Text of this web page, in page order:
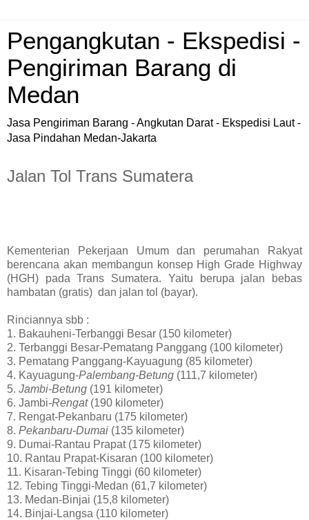
Pengangkutan - Ekspedisi -
Pengiriman Barang di
Medan
Jasa Pengiriman Barang - Angkutan Darat - Ekspedisi Laut -
Jasa Pindahan Medan-Jakarta
Jalan Tol Trans Sumatera
Kementerian Pekerjaan Umum dan perumahan Rakyat
berencana akan membangun konsep High Grade Highway
(HGH) pada Trans Sumatera. Yaitu berupa jalan bebas
hambatan (gratis) dan jalan tol (bayar).
Rinciannya sbb :
1. Bakauheni-Terbanggi Besar (150 kilometer)
2. Terbanggi Besar-Pematang Panggang (100 kilometer)
3. Pematang Panggang-Kayuagung (85 kilometer)
4. Kayuagung-Palembang-Betung (111,7 kilometer)
5. Jambi-Betung (191 kilometer)
6. Jambi-Rengat(190 kilometer)
7. Rengat-Pekanbaru (175 kilometer)
8. Pekanbaru-Dumai (135 kilometer)
9. Dumai-Rantau Prapat (175 kilometer)
10. Rantau Prapat-Kisaran (100 kilometer)
11. Kisaran-Tebing Tinggi (60 kilometer)
12. Tebing Tinggi-Medan (61,7 kilometer)
13. Medan-Binjai (15,8 kilometer)
14. Binjai-Langsa (110 kilometer)